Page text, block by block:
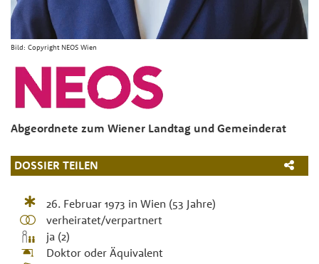
Bild: Copyright NEOS Wien
Abgeordnete zum Wiener Landtag und Gemeinderat
DOSSIER TEILEN
26. Februar 1973 in Wien (53 Jahre)
verheiratet/verpartnert
ja (2)
Doktor oder Äquivalent